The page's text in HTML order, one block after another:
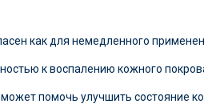
как для немедленного
к воспалению кожного
помочь улучшить состояние